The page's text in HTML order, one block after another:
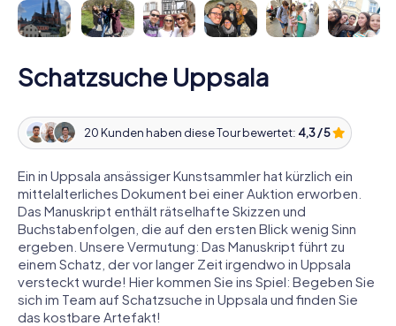
Schatzsuche Uppsala
20 Kunden haben diese Tour bewertet: 4,3 / 5
Ein in Uppsala ansässiger Kunstsammler hat kürzlich ein
mittelalterliches Dokument bei einer Auktion erworben.
Das Manuskript enthält rätselhafte Skizzen und
Buchstabenfolgen, die auf den ersten Blick wenig Sinn
ergeben. Unsere Vermutung: Das Manuskript führt zu
einem Schatz, der vor langer Zeit irgendwo in Uppsala
versteckt wurde! Hier kommen Sie ins Spiel: Begeben Sie
sich im Team auf Schatzsuche in Uppsala und finden Sie
das kostbare Artefakt!